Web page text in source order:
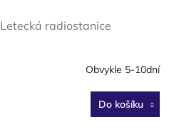
Letecká radiostanice
Obvykle 5-10dní
Do košíku